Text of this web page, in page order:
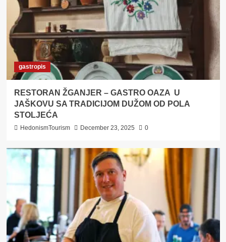
gastropis
RESTORAN ŽGANJER – GASTRO OAZA U
JAŠKOVU SA TRADICIJOM DUŽOM OD POLA
STOLJEĆA
HedonismTourism December 23, 2025 0